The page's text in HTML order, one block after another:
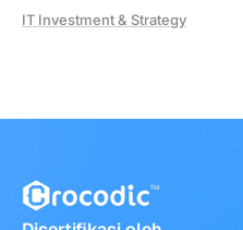
IT Investment & Strategy